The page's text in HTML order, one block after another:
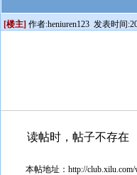
[楼主] 作者:heniuren123 发表时间
读帖时，帖子不存在
本帖地址： http://